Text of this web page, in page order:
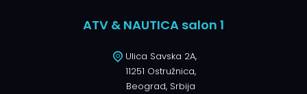
ATV & NAUTICA salon 1
Ulica Savska 2A,
11251 Ostružnica,
Beograd, Srbija